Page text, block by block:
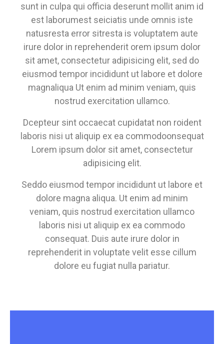
sunt in culpa qui officia deserunt mollit anim id
est laborumest seiciatis unde omnis iste
natusresta error sitresta is voluptatem aute
irure dolor in reprehenderit orem ipsum dolor
sit amet, consectetur adipisicing elit, sed do
eiusmod tempor incididunt ut labore et dolore
magnaliqua Ut enim ad minim veniam, quis
nostrud exercitation ullamco.
Dcepteur sint occaecat cupidatat non roident
laboris nisi ut aliquip ex ea commodoonsequat
Lorem ipsum dolor sit amet, consectetur
adipisicing elit.
Seddo eiusmod tempor incididunt ut labore et
dolore magna aliqua. Ut enim ad minim
veniam, quis nostrud exercitation ullamco
laboris nisi ut aliquip ex ea commodo
consequat. Duis aute irure dolor in
reprehenderit in voluptate velit esse cillum
dolore eu fugiat nulla pariatur.